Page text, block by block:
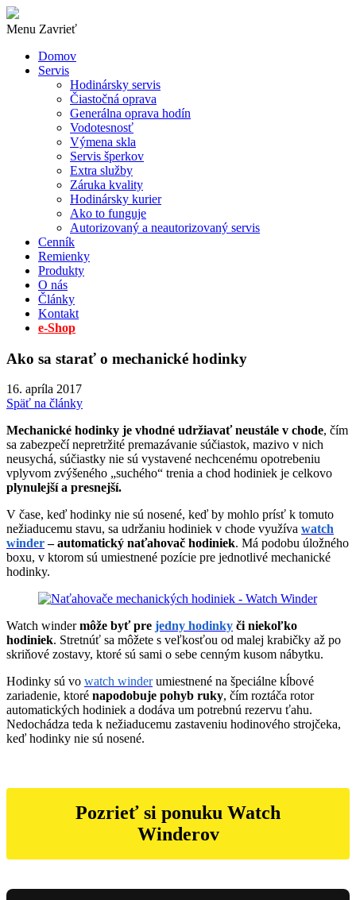
Menu Zavrieť
Domov
Servis
Hodinársky servis
Čiastočná oprava
Generálna oprava hodín
Vodotesnosť
Výmena skla
Servis šperkov
Extra služby
Záruka kvality
Hodinársky kurier
Ako to funguje
Autorizovaný a neautorizovaný servis
Cenník
Remienky
Produkty
O nás
Články
Kontakt
e-Shop
Ako sa starať o mechanické hodinky
16. apríla 2017
Späť na články
Mechanické hodinky je vhodné udržiavať neustále v chode, čím
sa zabezpečí nepretržité premazávanie súčiastok, mazivo v nich
neusychá, súčiastky nie sú vystavené nechcenému opotrebeniu
vplyvom zvýšeného „suchého“ trenia a chod hodiniek je celkovo
plynulejší a presnejší.
V čase, keď hodinky nie sú nosené, keď by mohlo prísť k tomuto
nežiaducemu stavu, sa udržaniu hodiniek v chode využíva watch
winder– automatický naťahovač hodiniek. Má podobu úložného
boxu, v ktorom sú umiestnené pozície pre jednotlivé mechanické
hodinky.
Watch windermôže byť pre jedny hodinky či niekoľko
hodiniek. Stretnúť sa môžete s veľkosťou od malej krabičky až po
skriňové zostavy, ktoré sú sami o sebe cenným kusom nábytku.
Hodinky sú vo watch winderumiestnené na špeciálne kĺbové
zariadenie, ktoré napodobuje pohyb ruky, čím roztáča rotor
automatických hodiniek a dodáva um potrebnú rezervu ťahu.
Nedochádza teda k nežiaducemu zastaveniu hodinového strojčeka,
keď hodinky nie sú nosené.
Pozrieť si ponuku Watch
Winderov